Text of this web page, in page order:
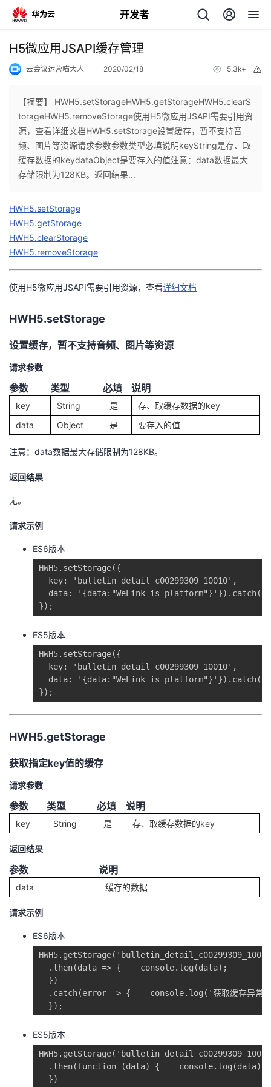
开发者
返
个
人
主
页
我
的
开
者
我
的
博
客
我
的
论
我
的
我
动
关
我
的
的
课
程
我
的
认
证
我
的
实
验
我
的
收
藏
我
Programs
技
术
支
持
的
云
声
建
议
H5微应用JSAPI缓存管理
云会议运营喵大人 2020/02/18 5.3k+
【摘要】 HWH5.setStorageHWH5.getStorageHWH5.clearS
torageHWH5.removeStorage使用H5微应用JSAPI需要引用资
源，查看详细文档HWH5.setStorage设置缓存，暂不支持音
频、图片等资源请求参数参数类型必填说明keyString是存、取
缓存数据的keydataObject是要存入的值注意：data数据最大
存储限制为128KB。返回结果...
HWH5.setStorage
HWH5.getStorage
HWH5.clearStorage
HWH5.removeStorage
使用H5微应用JSAPI需要引用资源，查看详细文档
HWH5.setStorage
设置缓存，暂不支持音频、图片等资源
请求参数
参数 类型 必填 说明
key String 是
存、取缓存数据的key
data
Object 是 要存入的值
注意：data数据最大存储限制为128KB。
返回结果
无。
请求示例
ES6版本
HWH5.setStorage({
key: 'bulletin_detail_c00299309_10010',
data: '{data:"WeLink is
});
ES5版本
HWH5.setStorage({
key: 'bulletin_detail_c00299309_10010',
data: '{data:"WeLink is
});
HWH5.getStorage
获取指定key值的缓存
请求参数
参数 类型 必填 说明
key String 是 存、取缓存数据的key
返回结果
参数 说明
data 缓存的数据
请求示例
ES6版本
.then(data => {    console.log(data);
})
.catch(error => {    console.log('获取缓存异
});
ES5版本
.then(function (data) {    console.log(data);
})